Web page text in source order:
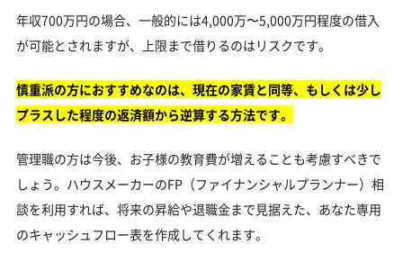
年収700万円の場合、一般的には4,000万〜5,000万円程度の借入
が可能とされますが、上限まで借りるのはリスクです。
慎重派の方におすすめなのは、現在の家賃と同等、もしくは少し
プラスした程度の返済額から逆算する方法です。
管理職の方は今後、お子様の教育費が増えることも考慮すべきで
しょう。ハウスメーカーのFP（ファイナンシャルプランナー）相
談を利用すれば、将来の昇給や退職金まで見据えた、あなた専用
のキャッシュフロー表を作成してくれます。